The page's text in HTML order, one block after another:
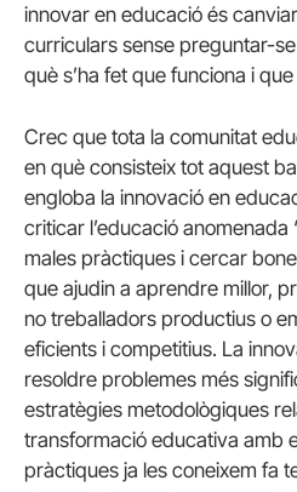
innovar en educació és
curriculars sense preguntar-
què s’ha fet que funciona i
Crec que tota la comunitat
en què consisteix tot aquest
engloba la innovació en
criticar l’educació anomenada
males pràctiques i cercar
que ajudin a aprendre millor,
no treballadors productius o
eficients i competitius. La
resoldre problemes més
estratègies metodològiques
transformació educativa amb
pràctiques ja les coneixem fa